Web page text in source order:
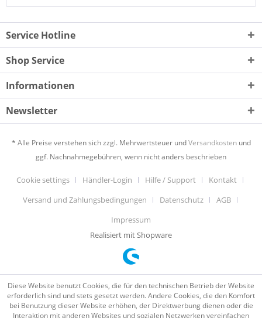
Service Hotline
Shop Service
Informationen
Newsletter
* Alle Preise verstehen sich zzgl. Mehrwertsteuer undVersandkostenund
ggf. Nachnahmegebühren, wenn nicht anders beschrieben
Cookie settings Händler-Login Hilfe / Support
Kontakt
Versand und Zahlungsbedingungen
Datenschutz
AGB
Impressum
Realisiert mit Shopware
Diese Website benutzt Cookies, die für den technischen Betrieb der Website
erforderlich sind und stets gesetzt werden. Andere Cookies, die den Komfort
bei Benutzung dieser Website erhöhen, der Direktwerbung dienen oder die
Interaktion mit anderen Websites und sozialen Netzwerken vereinfachen